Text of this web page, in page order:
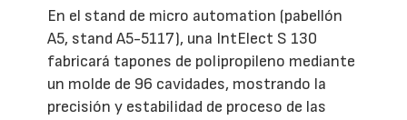
En el stand de micro automation (pabellón
A5, stand A5-5117), una IntElect S 130
fabricará tapones de polipropileno mediante
un molde de 96 cavidades, mostrando la
precisión y estabilidad de proceso de las